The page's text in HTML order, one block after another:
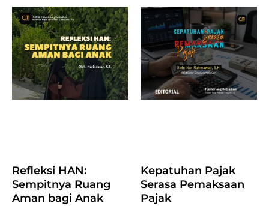
Refleksi HAN:
Sempitnya Ruang
Aman bagi Anak
Kepatuhan Pajak
Serasa Pemaksaan
Pajak